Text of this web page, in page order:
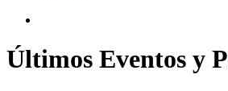
Últimos Eventos y